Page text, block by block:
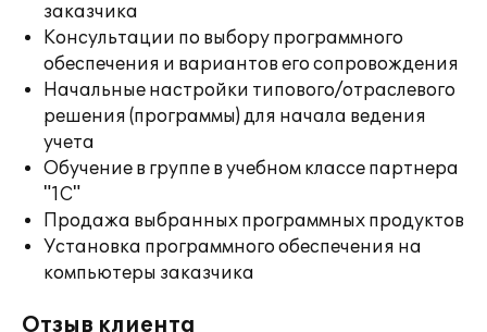
заказчика
Консультации по выбору программного
обеспечения и вариантов его сопровождения
Начальные настройки типового/отраслевого
решения (программы) для начала ведения
учета
Обучение в группе в учебном классе партнера
"1С"
Продажа выбранных программных продуктов
Установка программного обеспечения на
компьютеры заказчика
Отзыв клиента